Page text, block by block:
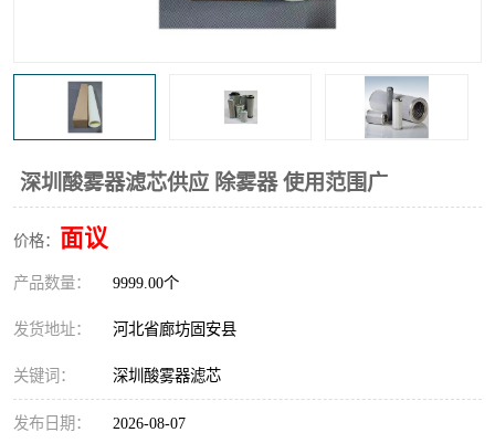
深圳酸雾器滤芯供应 除雾器 使用范围广
价格： 面议
产品数量： 9999.00个
发货地址： 河北省廊坊固安县
关键词： 深圳酸雾器滤芯
发布日期： 2026-08-07